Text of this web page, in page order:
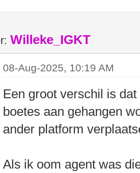
Willeke_IGKT
08-Aug-2025, 10:19 AM
Een groot verschil is
boetes aan gehangen
ander platform
Als ik oom agent was